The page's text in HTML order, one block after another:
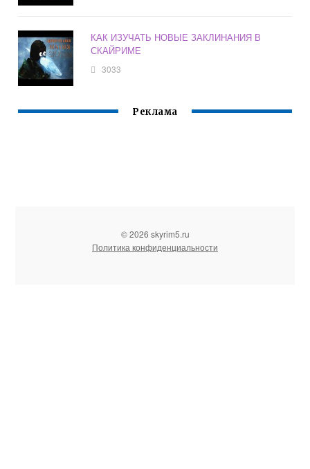
КАК ИЗУЧАТЬ НОВЫЕ ЗАКЛИНАНИЯ В
СКАЙРИМЕ
3033
Реклама
© 2026 skyrim5.ru
Политика конфиденциальности